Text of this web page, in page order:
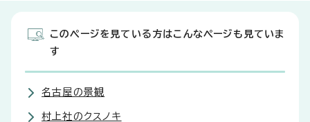
このページを見ている方はこんなページも見ていま
す
名古屋の景観
村上社のクスノキ